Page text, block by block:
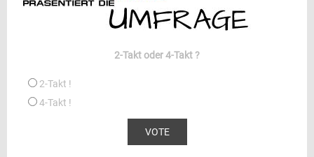
2-Takt oder 4-Takt ?
2-Takt !
4-Takt !